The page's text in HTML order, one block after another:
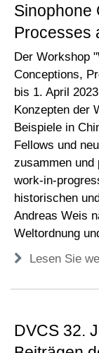
Sinophone
Processes
Der Workshop
Conceptions,
bis 1. April
Konzepten der
Beispiele in
Fellows und
zusammen und
work-in-
historischen
Andreas Weis
Weltordnung
Lesen Sie
DVCS 32.